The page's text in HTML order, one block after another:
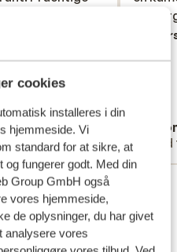
cookies
installeres i din
hjemmeside. Vi
standard for at sikre, at
og fungerer godt. Med din
Group GmbH også
vores hjemmeside,
de oplysninger, du har givet
analysere vores
in het
een aantal
in het